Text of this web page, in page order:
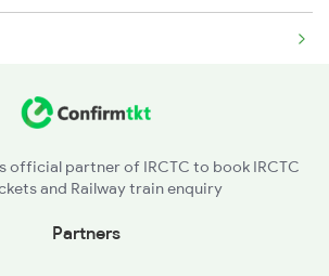
partner of IRCTC to book IRCTC
and Railway train enquiry
Partners